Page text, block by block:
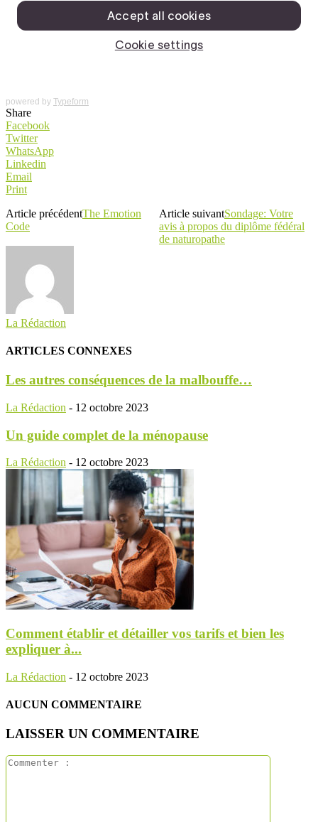
powered by Typeform
Share
Facebook
Twitter
WhatsApp
Linkedin
Email
Print
Article précédentThe Emotion
Code
Article suivantSondage: Votre
avis à propos du diplôme fédéral
de naturopathe
La Rédaction
ARTICLES CONNEXES
Les autres conséquences de la malbouffe…
La Rédaction - 12 octobre 2023
Un guide complet de la ménopause
La Rédaction - 12 octobre 2023
Comment établir et détailler vos tarifs et bien les
expliquer à...
La Rédaction - 12 octobre 2023
AUCUN COMMENTAIRE
LAISSER UN COMMENTAIRE